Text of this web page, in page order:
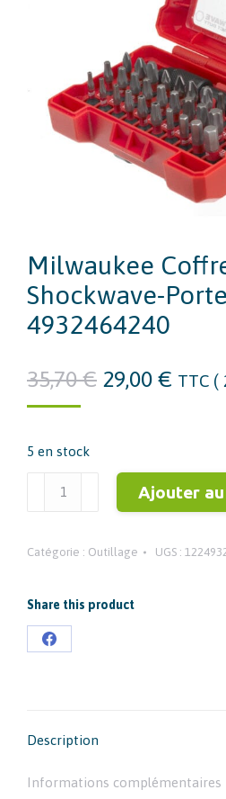
Milwaukee
Shockwave-
4932464240
35,70€ Le
35,70 €.
29,00 € Le
29,00
TTC (
5 en stock
quantité
Coffret
Porte
Embouts
4932464240
Ajouter
Catégorie : Outillage UGS :
Share this product
Partager
Description
Informations complémentaires